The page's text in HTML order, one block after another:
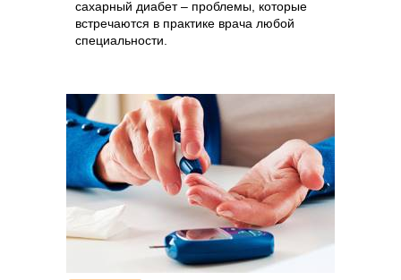
сахарный диабет – проблемы, которые
встречаются в практике врача любой
специальности.